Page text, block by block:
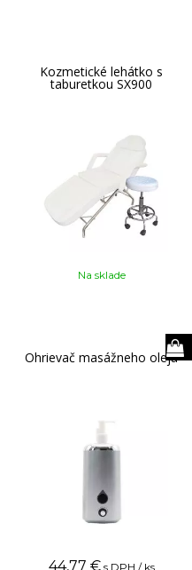
Kozmetické lehátko s
taburetkou SX900
Na sklade
Ohrievač masážneho oleja
44,77 € s DPH / ks